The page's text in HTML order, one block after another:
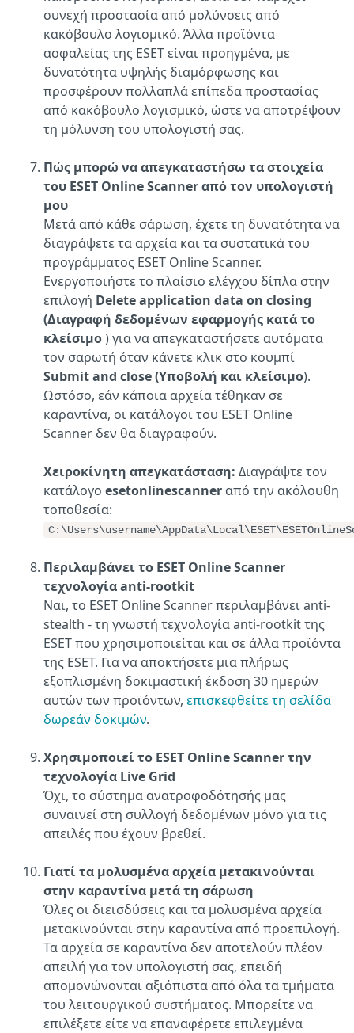
συνεχή προστασία από μολύνσεις από
κακόβουλο λογισμικό. Άλλα προϊόντα
ασφαλείας της ESET είναι προηγμένα, με
δυνατότητα υψηλής διαμόρφωσης και
προσφέρουν πολλαπλά επίπεδα προστασίας
από κακόβουλο λογισμικό, ώστε να αποτρέψουν
τη μόλυνση του υπολογιστή σας.
Πώς μπορώ να απεγκαταστήσω τα στοιχεία
του ESET Online Scanner από τον υπολογιστή
μου
Μετά από κάθε σάρωση, έχετε τη δυνατότητα να
διαγράψετε τα αρχεία και τα συστατικά του
προγράμματος ESET Online Scanner.
Ενεργοποιήστε το πλαίσιο ελέγχου δίπλα στην
επιλογή Delete application data on closing
(Διαγραφή δεδομένων εφαρμογής κατά το
κλείσιμο) για να απεγκαταστήσετε αυτόματα
τον σαρωτή όταν κάνετε κλικ στο κουμπί
Submit and close (Υποβολή και κλείσιμο).
Ωστόσο, εάν κάποια αρχεία τέθηκαν σε
καραντίνα, οι κατάλογοι του ESET Online
Scanner δεν θα διαγραφούν.
Χειροκίνητη απεγκατάσταση: Διαγράψτε τον
κατάλογο esetonlinescanner από την ακόλουθη
τοποθεσία:
Περιλαμβάνει το ESET Online Scanner
τεχνολογία anti-rootkit
Ναι, το ESET Online Scanner περιλαμβάνει anti-
stealth - τη γνωστή τεχνολογία anti-rootkit της
ESET που χρησιμοποιείται και σε άλλα προϊόντα
της ESET. Για να αποκτήσετε μια πλήρως
εξοπλισμένη δοκιμαστική έκδοση 30 ημερών
αυτών των προϊόντων, επισκεφθείτε τη σελίδα
δωρεάν δοκιμών.
Χρησιμοποιεί το ESET Online Scanner την
τεχνολογία Live Grid
Όχι, το σύστημα ανατροφοδότησής μας
συναινεί στη συλλογή δεδομένων μόνο για τις
απειλές που έχουν βρεθεί.
Γιατί τα μολυσμένα αρχεία μετακινούνται
στην καραντίνα μετά τη σάρωση
Όλες οι διεισδύσεις και τα μολυσμένα αρχεία
μετακινούνται στην καραντίνα από προεπιλογή.
Τα αρχεία σε καραντίνα δεν αποτελούν πλέον
απειλή για τον υπολογιστή σας, επειδή
απομονώνονται αξιόπιστα από όλα τα τμήματα
του λειτουργικού συστήματος. Μπορείτε να
επιλέξετε είτε να επαναφέρετε επιλεγμένα